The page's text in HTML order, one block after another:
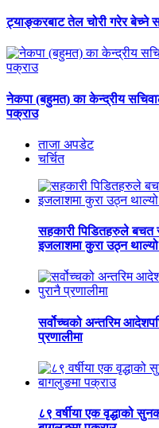
ट्याङ्करबाट तेल चोरी गरेर बेच्ने
नेकपा (बहुमत) का केन्द्रीय
पक्राउ
ताजा अपडेट
चर्चित
सहकारी पिडितहरुले बचत
इजलाशमा कुरा उठ्न थाल्यो
सर्वोच्चको अन्तरिम
प्रणालीमा
८९ वर्षीया एक वृद्धाको